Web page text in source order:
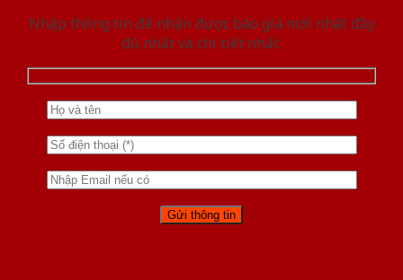
Nhập thông tin để nhận được báo giá mới nhât đầy
đủ nhất và chi tiết nhất.